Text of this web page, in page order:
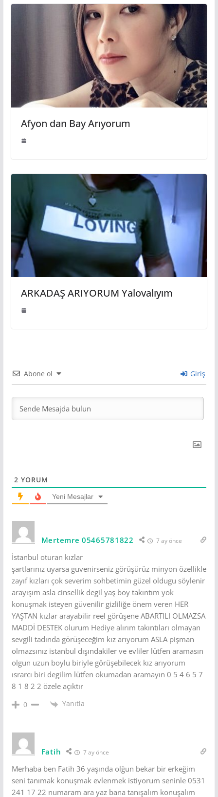
Afyon dan Bay Arıyorum
ARKADAŞ ARIYORUM Yalovalıyım
Abone ol Giriş
2 YORUM
Yeni Mesajlar
Mertemre 05465781822 7 ay önce
İstanbul oturan kızlar
şartlarınız uyarsa guvenirseniz görüşürüz minyon özellikle
zayıf kızları çok severim sohbetimin güzel oldugu söylenir
arayışım asla cinsellik degil yaş boy takıntım yok
konuşmak isteyen güvenilir gizliliğe önem veren HER
YAŞTAN kızlar arayabilir reel görüşene ABARTILI OLMAZSA
MADDİ DESTEK olurum Hediye alırım takıntıları olmayan
sevgili tadında görüşeceğim kız arıyorum ASLA pişman
olmazsınız istanbul dışındakiler ve evliler lütfen aramasın
olgun uzun boylu biriyle görüşebilecek kız arıyorum
ısrarcı biri degilim lütfen okumadan aramayın 0 5 4 6 5 7
8 1 8 2 2 özele açıktır
0 Yanıtla
Fatih 7 ay önce
Merhaba ben Fatih 36 yaşında olğun bekar bir erkeğim
seni tanımak konuşmak evlenmek istiyorum seninle 0531
241 17 22 numaram ara yaz bana tanışalım konuşalım